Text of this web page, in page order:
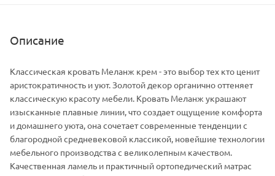
Описание
Классическая кровать Меланж крем - это выбор тех кто ценит
аристократичность и уют. Золотой декор органично оттеняет
классическую красоту мебели. Кровать Меланж украшают
изысканные плавные линии, что создает ощущение комфорта
и домашнего уюта, она сочетает современные тенденции с
благородной средневековой классикой, новейшие технологии
мебельного производства с великолепным качеством.
Качественная ламель и практичный ортопедический матрас